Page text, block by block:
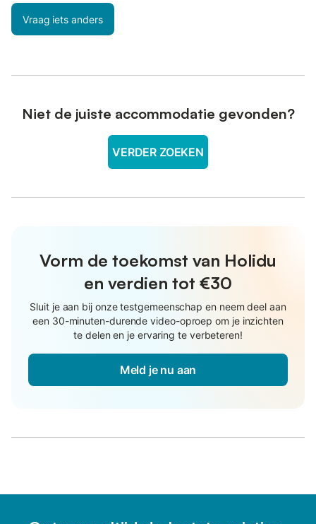
Vraag iets anders
Niet de juiste accommodatie gevonden?
VERDER ZOEKEN
Vorm de toekomst van Holidu
en verdien tot €30
Sluit je aan bij onze testgemeenschap en neem deel aan
een 30-minuten-durende video-oproep om je inzichten
te delen en je ervaring te verbeteren!
Meld je nu aan